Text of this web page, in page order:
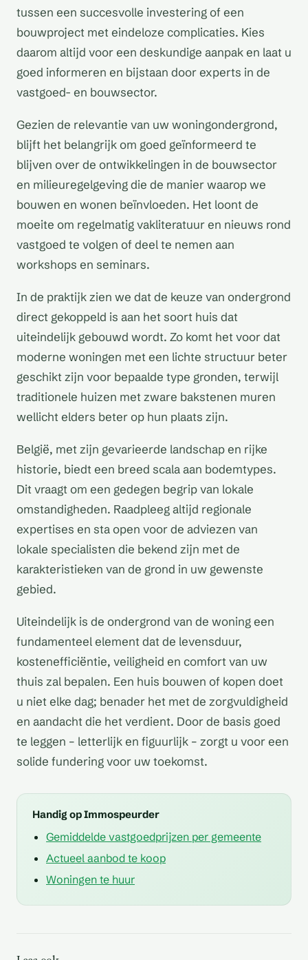
tussen een succesvolle investering of een
bouwproject met eindeloze complicaties. Kies
daarom altijd voor een deskundige aanpak en laat u
goed informeren en bijstaan door experts in de
vastgoed- en bouwsector.
Gezien de relevantie van uw woningondergrond,
blijft het belangrijk om goed geïnformeerd te
blijven over de ontwikkelingen in de bouwsector
en milieuregelgeving die de manier waarop we
bouwen en wonen beïnvloeden. Het loont de
moeite om regelmatig vakliteratuur en nieuws rond
vastgoed te volgen of deel te nemen aan
workshops en seminars.
In de praktijk zien we dat de keuze van ondergrond
direct gekoppeld is aan het soort huis dat
uiteindelijk gebouwd wordt. Zo komt het voor dat
moderne woningen met een lichte structuur beter
geschikt zijn voor bepaalde type gronden, terwijl
traditionele huizen met zware bakstenen muren
wellicht elders beter op hun plaats zijn.
België, met zijn gevarieerde landschap en rijke
historie, biedt een breed scala aan bodemtypes.
Dit vraagt om een gedegen begrip van lokale
omstandigheden. Raadpleeg altijd regionale
expertises en sta open voor de adviezen van
lokale specialisten die bekend zijn met de
karakteristieken van de grond in uw gewenste
gebied.
Uiteindelijk is de ondergrond van de woning een
fundamenteel element dat de levensduur,
kostenefficiëntie, veiligheid en comfort van uw
thuis zal bepalen. Een huis bouwen of kopen doet
u niet elke dag; benader het met de zorgvuldigheid
en aandacht die het verdient. Door de basis goed
te leggen – letterlijk en figuurlijk – zorgt u voor een
solide fundering voor uw toekomst.
Handig op Immospeurder
Gemiddelde vastgoedprijzen per gemeente
Actueel aanbod te koop
Woningen te huur
Zijn er risico's op